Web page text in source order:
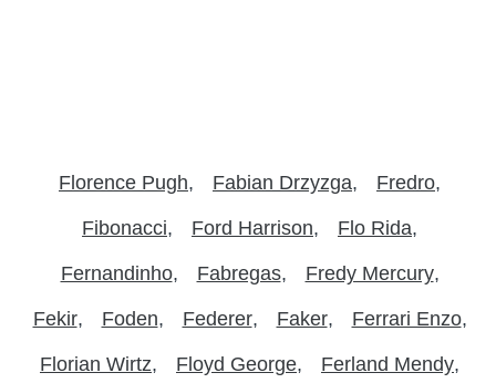
Florence Pugh Fabian Drzyzga Fredro
Fibonacci Ford Harrison Flo Rida
Fernandinho Fabregas Fredy Mercury
Fekir Foden Federer Faker Ferrari Enzo
Florian Wirtz Floyd George Ferland Mendy